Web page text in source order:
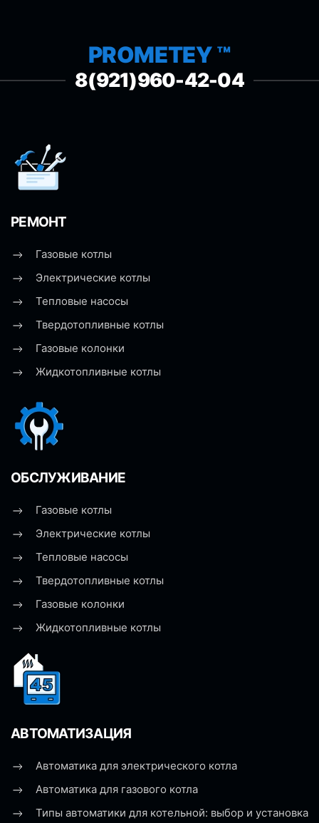
PROMETEY ™
8(921)960-42-04
РЕМОНТ
Газовые котлы
Электрические котлы
Тепловые насосы
Твердотопливные котлы
Газовые колонки
Жидкотопливные котлы
ОБСЛУЖИВАНИЕ
Газовые котлы
Электрические котлы
Тепловые насосы
Твердотопливные котлы
Газовые колонки
Жидкотопливные котлы
АВТОМАТИЗАЦИЯ
Автоматика для электрического котла
Автоматика для газового котла
Типы автоматики для котельной: выбор и установка